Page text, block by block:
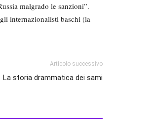
malgrado le sanzioni”.
internazionalisti baschi (la
Articolo successivo
La storia drammatica dei sami